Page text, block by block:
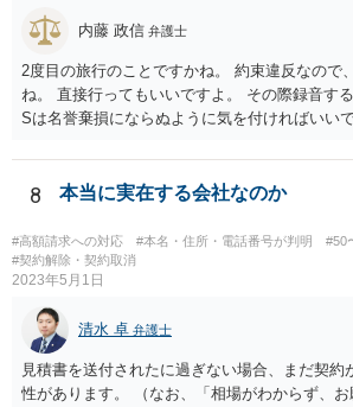
内藤 政信 弁護士
2度目の旅行のことですかね。 約束違反なので
ね。 直接行ってもいいですよ。 その際録音す
Sは名誉棄損にならぬように気を付ければいい
8 本当に実在する会社なのか
#高額請求への対応 #本名・住所・電話番号が判明
#50
#契約解除・契約取消
2023年5月1日
清水 卓 弁護士
見積書を送付されたに過ぎない場合、まだ契約
性があります。 （なお、「相場がわからず、